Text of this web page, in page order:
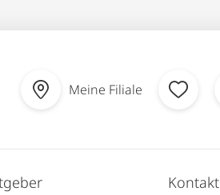
Meine Filiale
Kontakt